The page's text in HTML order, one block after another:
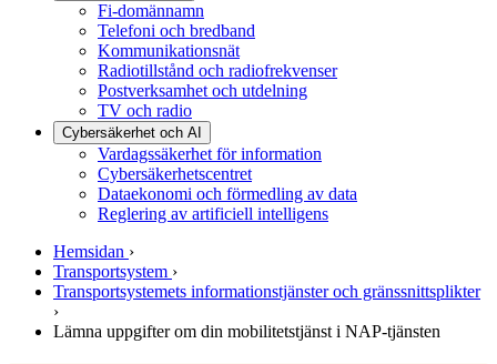
Fi-domännamn
Telefoni och bredband
Kommunikationsnät
Radiotillstånd och radiofrekvenser
Postverksamhet och utdelning
TV och radio
Cybersäkerhet och AI
Vardagssäkerhet för information
Cybersäkerhetscentret
Dataekonomi och förmedling av data
Reglering av artificiell intelligens
Hemsidan ›
Transportsystem ›
Transportsystemets informationstjänster och gränssnittsplikter
›
Lämna uppgifter om din mobilitetstjänst i NAP-tjänsten